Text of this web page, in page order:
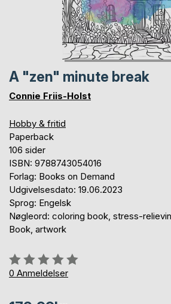
A "zen" minute break
Connie Friis-Holst
Hobby & fritid
Paperback
106 sider
ISBN: 9788743054016
Forlag: Books on Demand
Udgivelsesdato: 19.06.2023
Sprog: Engelsk
Nøgleord: coloring book, stress-
Book, artwork
Anmeldelse::
0%
0 Anmeldelser